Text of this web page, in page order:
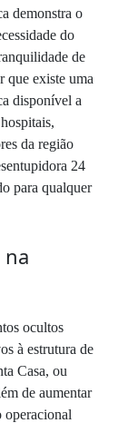
demonstra o
do
de
que existe uma
disponível a
da região
24
para qualquer
na
ocultos
à estrutura de
Casa, ou
de aumentar
operacional